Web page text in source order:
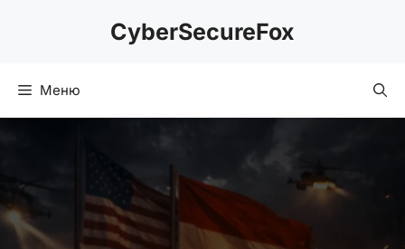
CyberSecureFox
Меню